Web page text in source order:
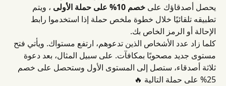
يحصل أصدقاؤك على خصم 10% على حملة الأولى
، ويتم
تطبيقه تلقائيًا خلال خطوة ملخص حملة إذا استخدموا رابط
الإحالة أو الرمز الخاص بك.
كلما زاد عدد الأشخاص الذين تدعوهم، ارتفع مستواك. ويأتي فتح
مستوى جديد مصحوبًا بمكافآت. على سبيل المثال، بعد دعوة
ثلاثة أصدقاء، ستصل إلى المستوى الأول وستحصل على خصم
25% على حملة التالية 🔥